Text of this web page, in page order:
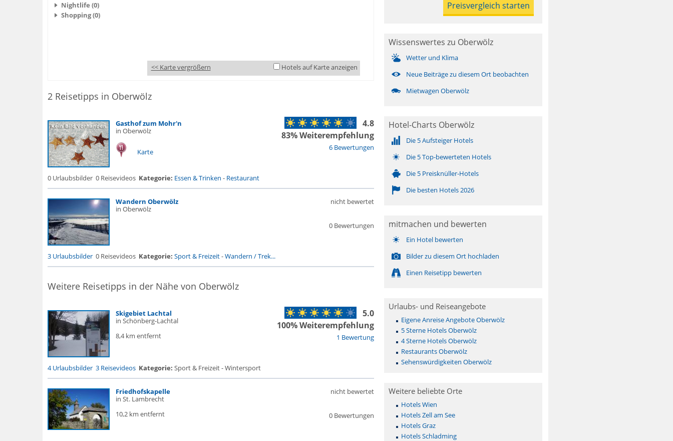
Nightlife (0)
Shopping (0)
<< Karte vergrößern Hotels auf Karte anzeigen
2 Reisetipps in Oberwölz
Gasthof zum Mohr'n
in Oberwölz
Karte 6 Bewertungen
4.8
83% Weiterempfehlung
0 Urlaubsbilder 0 Reisevideos Kategorie: Essen & Trinken - Restaurant
Wandern Oberwölz
in Oberwölz
0 Bewertungen
nicht bewertet
3 Urlaubsbilder 0 Reisevideos Kategorie: Sport & Freizeit-Wandern / Trek...
Weitere Reisetipps in der Nähe von Oberwölz
Skigebiet Lachtal
in Schönberg-Lachtal
8,4 km entfernt
1 Bewertung
5.0
100% Weiterempfehlung
4 Urlaubsbilder 3 Reisevideos Kategorie: Sport & Freizeit - Wintersport
Friedhofskapelle
in St. Lambrecht
10,2 km entfernt
0 Bewertungen
nicht bewertet
Wissenswertes zu Oberwölz
Wetter und Klima
Neue Beiträge zu diesem Ort beobachten
Mietwagen Oberwölz
Hotel-Charts Oberwölz
Die 5 Aufsteiger Hotels
Die 5 Top-bewerteten Hotels
Die 5 Preisknüller-Hotels
Die besten Hotels 2026
mitmachen und bewerten
Ein Hotel bewerten
Bilder zu diesem Ort hochladen
Einen Reisetipp bewerten
Urlaubs- und Reiseangebote
Eigene Anreise Angebote Oberwölz
5 Sterne Hotels Oberwölz
4 Sterne Hotels Oberwölz
Restaurants Oberwölz
Sehenswürdigkeiten Oberwölz
Weitere beliebte Orte
Hotels Wien
Hotels Zell am See
Hotels Graz
Hotels Schladming